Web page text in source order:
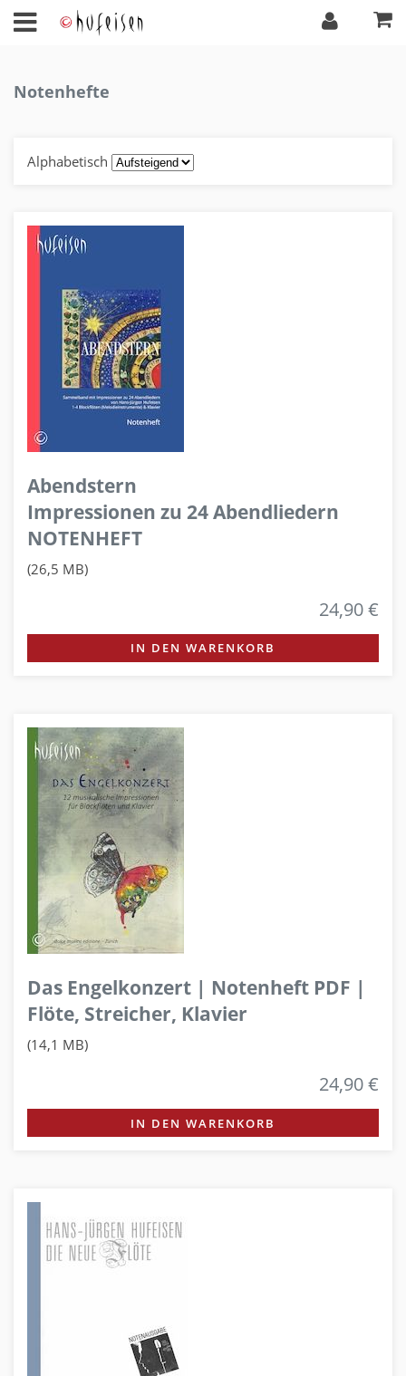
Notenhefte
Alphabetisch
Abendstern
Impressionen zu 24 Abendliedern
NOTENHEFT
(26,5 MB)
24,90 €
IN DEN WARENKORB
Das Engelkonzert | Notenheft PDF |
Flöte, Streicher, Klavier
(14,1 MB)
24,90 €
IN DEN WARENKORB